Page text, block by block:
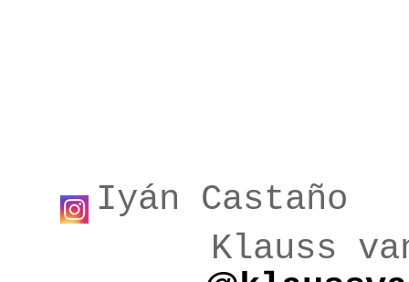
Iyán
Klauss